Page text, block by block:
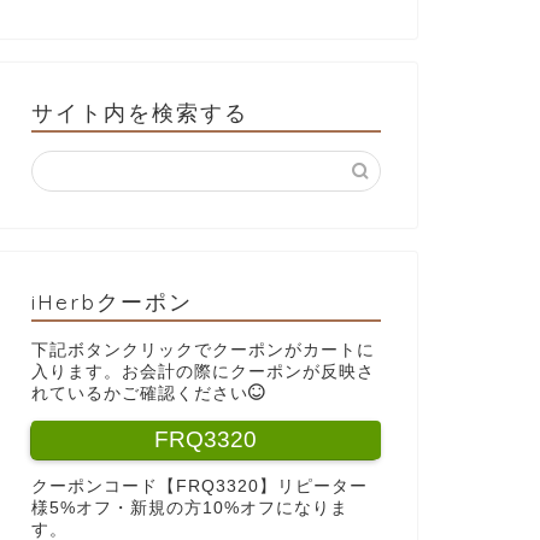
サイト内を検索する
iHerbクーポン
下記ボタンクリックでクーポンがカートに
入ります。お会計の際にクーポンが反映さ
れているかご確認ください
FRQ3320
クーポンコード【FRQ3320】リピーター
様5%オフ・新規の方10%オフになりま
す。